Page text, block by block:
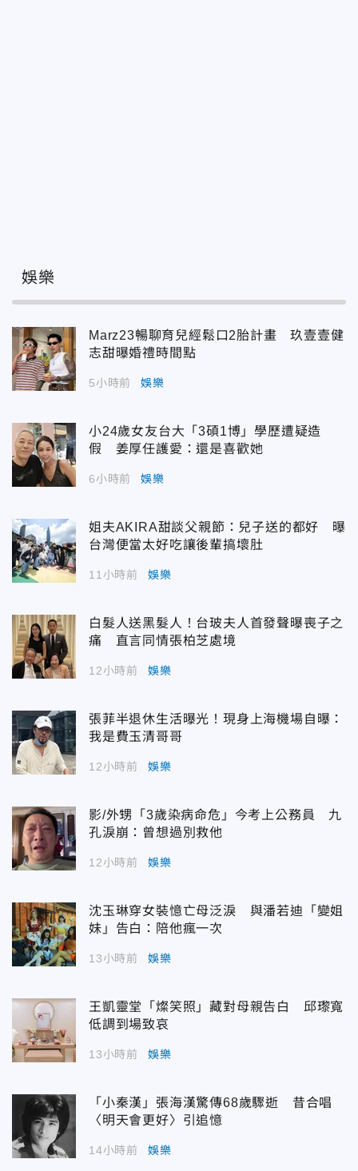
娛樂
Marz23暢聊育兒經鬆口2胎計畫 玖壹壹健
志甜曝婚禮時間點
5小時前 娛樂
小24歲女友台大「3碩1博」學歷遭疑造
假 姜厚任護愛：還是喜歡她
6小時前 娛樂
姐夫AKIRA甜談父親節：兒子送的都好 曝
台灣便當太好吃讓後輩搞壞肚
11小時前 娛樂
白髮人送黑髮人！台玻夫人首發聲曝喪子之
痛 直言同情張柏芝處境
12小時前 娛樂
張菲半退休生活曝光！現身上海機場自曝：
我是費玉清哥哥
12小時前 娛樂
影/外甥「3歲染病命危」今考上公務員 九
孔淚崩：曾想過別救他
12小時前 娛樂
沈玉琳穿女裝憶亡母泛淚 與潘若迪「變姐
妹」告白：陪他瘋一次
13小時前 娛樂
王凱靈堂「燦笑照」藏對母親告白 邱瓈寬
低調到場致哀
13小時前 娛樂
「小秦漢」張海漢驚傳68歲驟逝 昔合唱
〈明天會更好〉引追憶
14小時前 娛樂